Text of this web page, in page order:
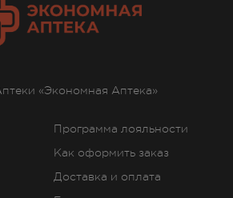
Программа лояльности
Как оформить заказ
Доставка и оплата
«Экономная Аптека»